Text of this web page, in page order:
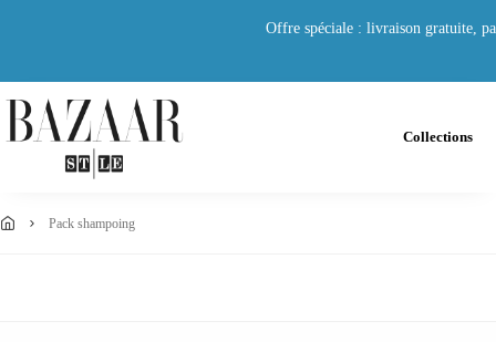
Offre spéciale : livraison gratuite,
Collections
pack shampoing